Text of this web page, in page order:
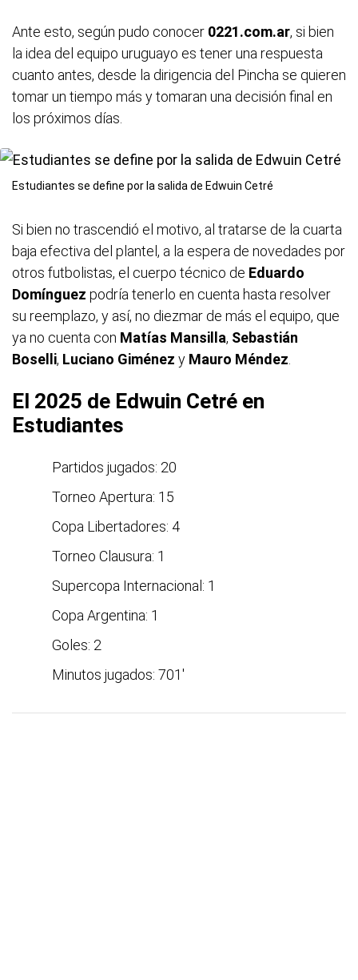
Ante esto, según pudo conocer 0221.com.ar, si bien
la idea del equipo uruguayo es tener una respuesta
cuanto antes, desde la dirigencia del Pincha se quieren
tomar un tiempo más y tomaran una decisión final en
los próximos días.
Estudiantes se define por la salida de Edwuin Cetré
Si bien no trascendió el motivo, al tratarse de la cuarta
baja efectiva del plantel, a la espera de novedades por
otros futbolistas, el cuerpo técnico de Eduardo
Domínguez podría tenerlo en cuenta hasta resolver
su reemplazo, y así, no diezmar de más el equipo, que
ya no cuenta con Matías Mansilla, Sebastián
Boselli, Luciano Giménez y Mauro Méndez
El 2025 de Edwuin Cetré en
Estudiantes
Partidos jugados: 20
Torneo Apertura: 15
Copa Libertadores: 4
Torneo Clausura: 1
Supercopa Internacional: 1
Copa Argentina: 1
Goles: 2
Minutos jugados: 701'